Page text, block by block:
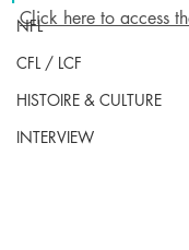
NFL
CFL / LCF
HISTOIRE & CULTURE
INTERVIEW
Click here to access